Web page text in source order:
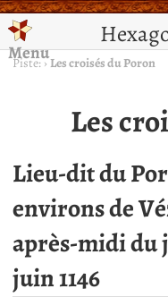
Menu
Piste:›Les croisés du Poron
Les
Lieu-dit du
environs de
après-midi du
juin 1146